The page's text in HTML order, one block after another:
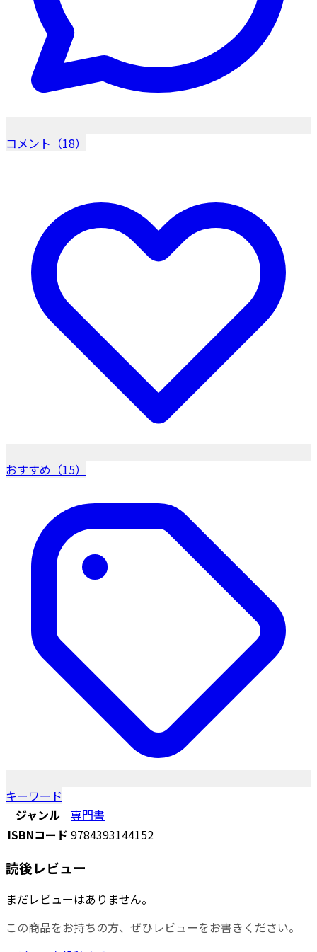
コメント（18）
おすすめ（15）
キーワード
ジャンル
専門書
ISBNコード 9784393144152
読後レビュー
まだレビューはありません。
この商品をお持ちの方、ぜひレビューをお書きください。